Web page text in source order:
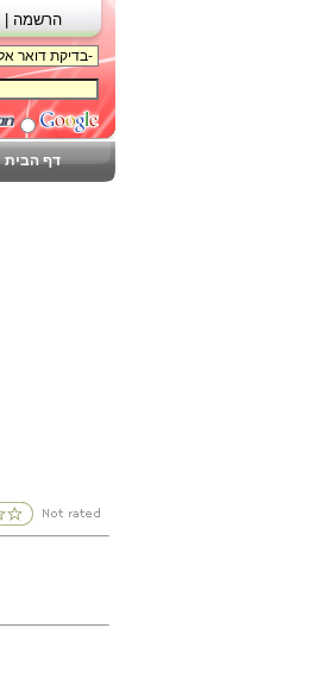
דף הבית
הרשמה |